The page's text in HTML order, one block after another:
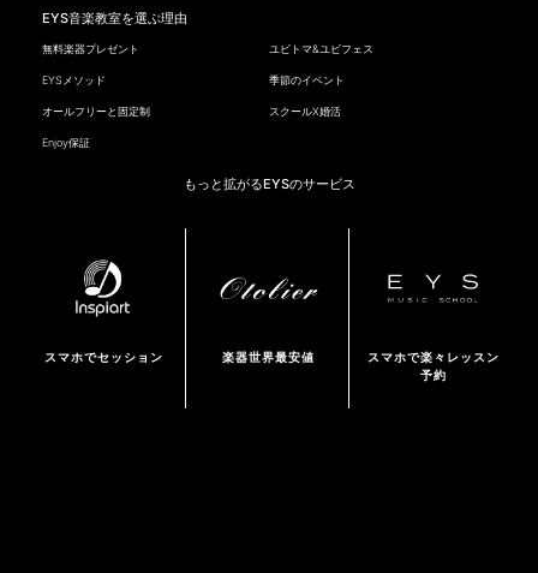
EYS音楽教室を選ぶ理由
無料楽器プレゼント ユビトマ&ユビフェス
EYSメソッド 季節のイベント
オールフリーと固定制 スクールX婚活
Enjoy保証
もっと拡がるEYSのサービス
スマホでセッション 楽器世界最安値
スマホで楽々レッスン
予約